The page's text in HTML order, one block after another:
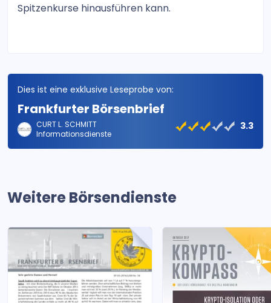
Spitzenkurse hinausführen kann.
Dies ist eine exklusive Leseprobe von:
Frankfurter Börsenbrief
CURT L. SCHMITT
Informationsdienste
3.3
Weitere Börsendienste